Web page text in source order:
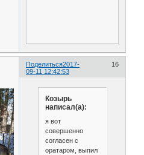
Поделиться 16
2017-
09-11 12:42:53
Козырь
написал(а):
я вот
совершенно
согласен с
оратаром, выпил